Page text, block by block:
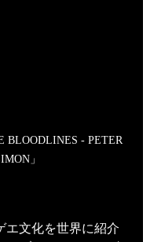
BLOODLINES - PETER
」
エ文化を世界に紹介